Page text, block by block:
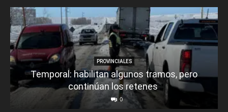
PROVINCIALES
Temporal: habilitan algunos tramos, pero
continúan los retenes
0